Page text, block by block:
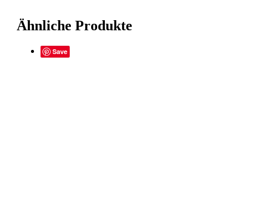
Ähnliche Produkte
Save